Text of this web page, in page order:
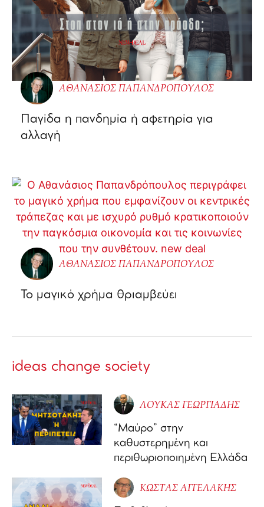
ΑΘΑΝΑΣΙΟΣ ΠΑΠΑΝΔΡΟΠΟΥΛΟΣ
Παγίδα η πανδημία ή αφετηρία για
αλλαγή
ΑΘΑΝΑΣΙΟΣ ΠΑΠΑΝΔΡΟΠΟΥΛΟΣ
Το μαγικό χρήμα θριαμβεύει
ideas change society
ΛΟΥΚΑΣ ΓΕΩΡΓΙΑΔΗΣ
“Μαύρο” στην
καθυστερημένη και
περιθωριοποιημένη Ελλάδα
ΚΩΣΤΑΣ ΑΓΓΕΛΑΚΗΣ